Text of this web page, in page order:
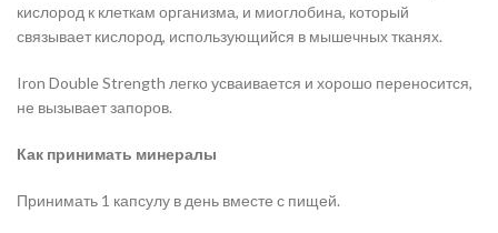
кислород к клеткам организма, и миоглобина, который
связывает кислород, использующийся в мышечных тканях.
Iron Double Strength легко усваивается и хорошо переносится,
не вызывает запоров.
Как принимать минералы
Принимать 1 капсулу в день вместе с пищей.